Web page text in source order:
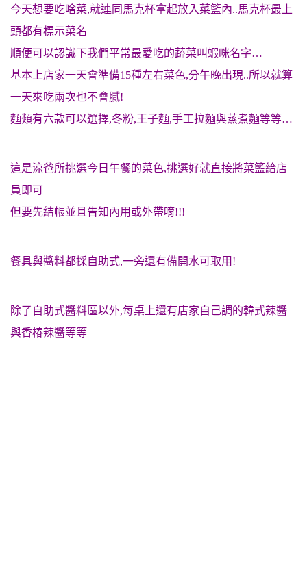
今天想要吃啥菜,就連同馬克杯拿起放入菜籃內..馬克杯最上
頭都有標示菜名
順便可以認識下我們平常最愛吃的蔬菜叫蝦咪名字…
基本上店家一天會準備15種左右菜色,分午晚出現..所以就算
一天來吃兩次也不會膩!
麵類有六款可以選擇,冬粉,王子麵,手工拉麵與蒸煮麵等等…
這是涼爸所挑選今日午餐的菜色,挑選好就直接將菜籃給店
員即可
但要先結帳並且告知內用或外帶唷!!!
餐具與醬料都採自助式,一旁還有備開水可取用!
除了自助式醬料區以外,每桌上還有店家自己調的韓式辣醬
與香椿辣醬等等